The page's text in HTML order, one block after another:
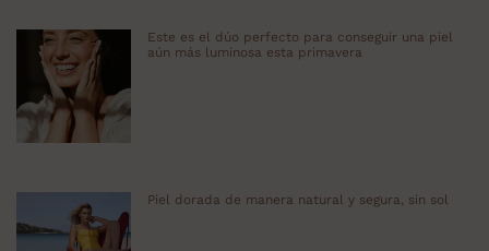
Este es el dúo perfecto para conseguir una piel
aún más luminosa esta primavera
Piel dorada de manera natural y segura, sin sol